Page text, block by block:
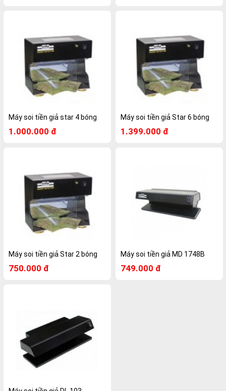
Máy soi tiền giả star 4 bóng
1.000.000 đ
Máy soi tiền giả Star 6 bóng
1.399.000 đ
Máy soi tiền giả Star 2 bóng
750.000 đ
Máy soi tiền giả MD 1748B
749.000 đ